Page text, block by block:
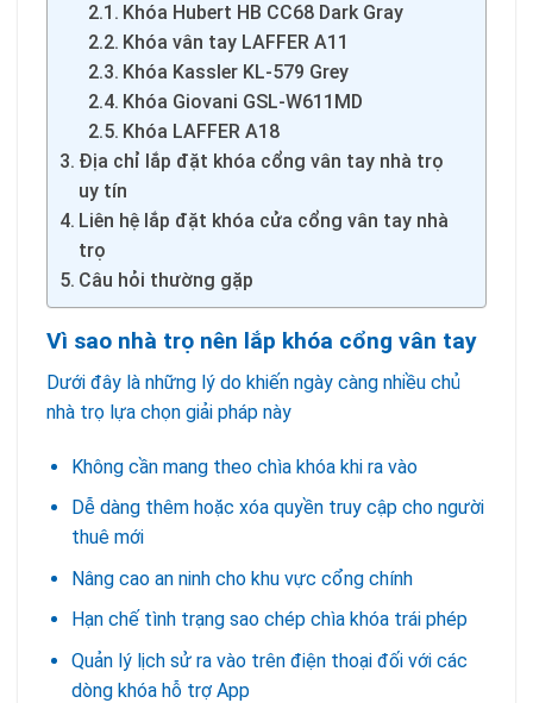
Khóa Hubert HB CC68 Dark Gray
Khóa vân tay LAFFER A11
Khóa Kassler KL-579 Grey
Khóa Giovani GSL-W611MD
Khóa LAFFER A18
Địa chỉ lắp đặt khóa cổng vân tay nhà trọ
uy tín
Liên hệ lắp đặt khóa cửa cổng vân tay nhà
trọ
Câu hỏi thường gặp
Vì sao nhà trọ nên lắp khóa cổng vân tay
Dưới đây là những lý do khiến ngày càng nhiều chủ
nhà trọ lựa chọn giải pháp này
Không cần mang theo chìa khóa khi ra vào
Dễ dàng thêm hoặc xóa quyền truy cập cho người
thuê mới
Nâng cao an ninh cho khu vực cổng chính
Hạn chế tình trạng sao chép chìa khóa trái phép
Quản lý lịch sử ra vào trên điện thoại đối với các
dòng khóa hỗ trợ App